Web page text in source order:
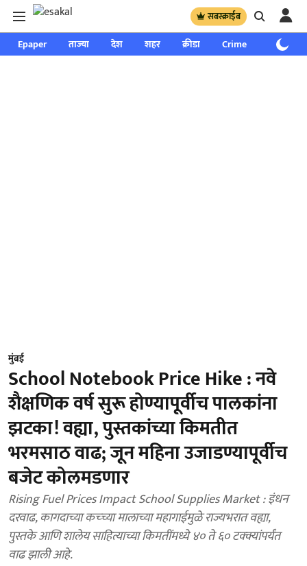
सबस्क्राईब
Epaper ताज्या देश शहर क्रीडा Crime साप्ताहिक
मुंबई
School Notebook Price Hike : नवे
शैक्षणिक वर्ष सुरू होण्यापूर्वीच पालकांना
झटका! वह्या, पुस्तकांच्या किमतीत
भरमसाठ वाढ; जून महिना उजाडण्यापूर्वीच
बजेट कोलमडणार
Rising Fuel Prices Impact School Supplies Market : इंधन
दरवाढ, कागदाच्या कच्च्या मालाच्या महागाईमुळे राज्यभरात वह्या,
पुस्तके आणि शालेय साहित्याच्या किमतींमध्ये ४० ते ६० टक्क्यांपर्यंत
वाढ झाली आहे.